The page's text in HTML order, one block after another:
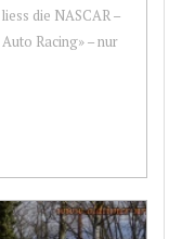
die NASCAR –
Racing» – nur